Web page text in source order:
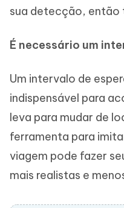
sua detecção,
É necessário um
Um intervalo de
indispensável para
leva para mudar de
ferramenta para
viagem pode fazer
mais realistas e